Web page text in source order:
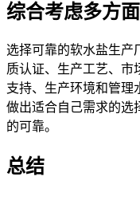
综合考虑多方
选择可靠的软水盐生产
质认证、生产工艺、市
支持、生产环境和管理
做出适合自己需求的选
的可靠。
总结